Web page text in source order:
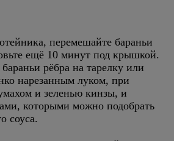
перемешайте бараньи
ещё 10 минут под крышкой.
рёбра на тарелку или
нарезанным луком, при
и зеленью кинзы, и
которыми можно подобрать
соуса.